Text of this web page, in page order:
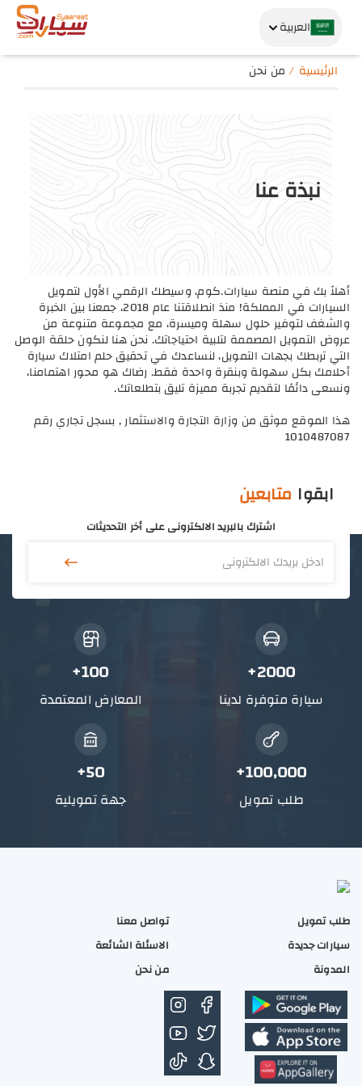
العربية
الرئيسية من نحن
نبذة عنا
أهلاً بك في منصة سيارات.كوم، وسيطك الرقمي الأول لتمويل
السيارات في المملكة! منذ انطلاقتنا عام 2018، جمعنا بين الخبرة
والشغف لتوفير حلول سهلة وميسرة، مع مجموعة متنوعة من
عروض التمويل المصممة لتلبية احتياجاتك. نحن هنا لنكون حلقة الوصل
التي تربطك بجهات التمويل، لنساعدك في تحقيق حلم امتلاك سيارة
أحلامك بكل سهولة وبنقرة واحدة فقط. رضاك هو محور اهتمامنا،
ونسعى دائمًا لتقديم تجربة مميزة تليق بتطلعاتك.
هذا الموقع موثق من وزارة التجارة والاستثمار , بسجل تجاري رقم
1010487087
ابقوا متابعين
اشترك بالبريد الالكترونى على أخر التحديثات
2000+
سيارة متوفرة لدينا
100+
المعارض المعتمدة
100,000+
طلب تمويل
50+
جهة تمويلية
طلب تمويل
سيارات جديدة
المدونة
تواصل معنا
الاسئلة الشائعة
من نحن